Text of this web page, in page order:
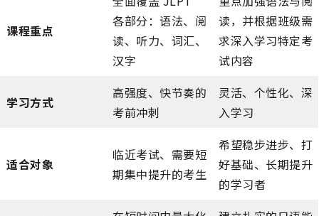
课程重点
各部分：语法、阅
读、听力、词汇、
汉字
读，并根据班级需
求深入学习特定考
试内容
学习方式
高强度、快节奏的
考前冲刺
灵活、个性化、深
入学习
适合对象
临近考试、需要短
期集中提升的考生
希望稳步进步、打
好基础、长期提升
的学习者